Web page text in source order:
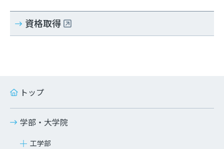
資格取得
トップ
学部・大学院
工学部